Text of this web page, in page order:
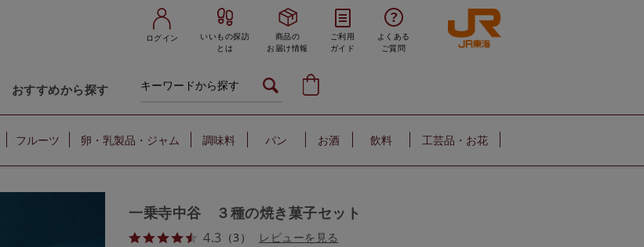
ログイン
いいもの探訪
とは
商品の
お届け情報
ご利用
ガイド
よくある
ご質問
おすすめから探す
フルーツ 卵・乳製品・ジャム 調味料 パン お酒 飲料 工芸品・お花
一乗寺中谷 ３種の焼き菓子セット
4.3 （3） レビューを見る